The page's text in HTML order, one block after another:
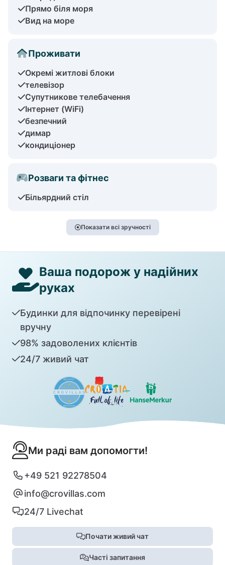
Прямо біля моря
Вид на море
Проживати
Окремі житлові блоки
телевізор
Супутникове телебачення
Інтернет (WiFi)
безпечний
димар
кондиціонер
Розваги та фітнес
Більярдний стіл
Показати всі зручності
Ваша подорож у надійних
руках
Будинки для відпочинку перевірені
вручну
98% задоволених клієнтів
24/7 живий чат
Ми раді вам допомогти!
+49 521 92278504
info@crovillas.com
24/7 Livechat
Почати живий чат
Часті запитання